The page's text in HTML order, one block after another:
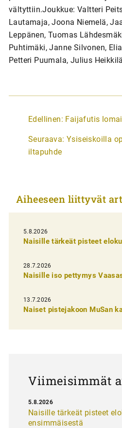
vältyttiin.Joukkue: Valtteri
Lautamaja, Joona Niemelä,
Leppänen, Tuomas
Puhtimäki, Janne Silvonen,
Petteri Puumala, Julius Heikkilä
A
t
i
e
i
e
n
s
e
l
Edellinen: Faijafutis
Seuraava: Ysiseiskoilla
iltapuhde
Aiheeseen liittyvät
5.8.2026
Naisille tärkeät pisteet
28.7.2026
Naisille iso pettymys
13.7.2026
Naiset pistejakoon MuSan
Viimeisimmät
Naisille tärkeät pisteet
ensimmäisestä
5.8.2026